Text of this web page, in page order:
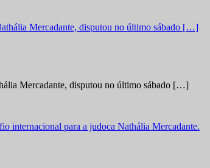
Mercadante, disputou no último sábado […]